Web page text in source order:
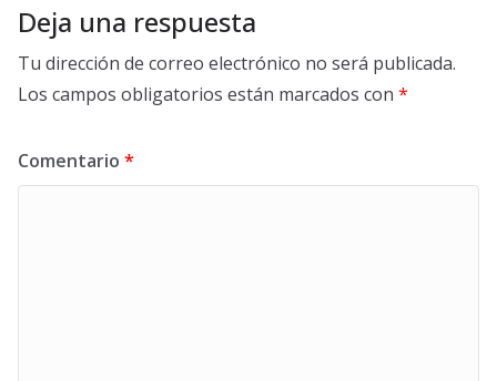
Deja una respuesta
Tu dirección de correo electrónico no será publicada.
Los campos obligatorios están marcados con *
Comentario *